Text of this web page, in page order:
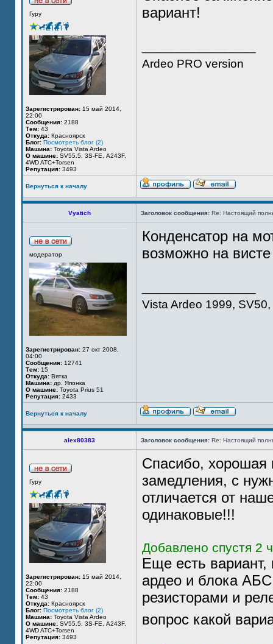
Гуру
Зарегистрирован: 15 май 2014,
22:00
Сообщения: 2188
Тем: 43
Откуда: Красноярск
Блог: Посмотреть блог (2)
Машина: Toyota Vista Ardeo
О машине: SV55.5, 3S-FE, А243F,
4WD ATC+Torsen
Репутация: 3493
вариант!
Ardeo PRO version
Вернуться к началу
Vyatich Заголовок сообщения: Re: Настоящий
модератор
Зарегистрирован: 27 окт 2008,
04:00
Сообщения: 12741
Тем: 15
Откуда: Вятка
Машина: др. Японка
О машине: Toyota Prius 51
Репутация: 2433
Конденсатор на
возможно на
Vista Ardeo 1999,
Вернуться к началу
alex80383 Заголовок сообщения: Re: Настоящий
Гуру
Зарегистрирован: 15 май 2014,
22:00
Сообщения: 2188
Тем: 43
Откуда: Красноярск
Блог: Посмотреть блог (2)
Машина: Toyota Vista Ardeo
О машине: SV55.5, 3S-FE, А243F,
4WD ATC+Torsen
Репутация: 3493
Спасибо, хорошая
замедления, с
отличается от
одинаковые!!!
Добавлено спустя 2
Еще есть
ардео и блока АБС
резисторами и
вопрос какой